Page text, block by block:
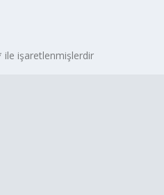
ile işaretlenmişlerdir